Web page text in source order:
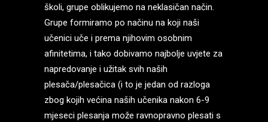
školi, grupe oblikujemo na neklasičan način.
Grupe formiramo po načinu na koji naši
učenici uče i prema njihovim osobnim
afinitetima, i tako dobivamo najbolje uvjete za
napredovanje i užitak svih naših
plesača/plesačica (i to je jedan od razloga
zbog kojih većina naših učenika nakon 6-9
mjeseci plesanja može ravnopravno plesati s